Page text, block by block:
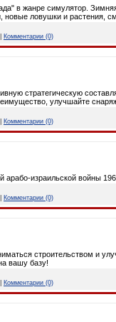
в жанре симулятор.
ловушки и растения,
Комментарии (0)
стратегическую
улучшайте
Комментарии (0)
израильской войны
Комментарии (0)
строительством и
вашу базу!
Комментарии (0)